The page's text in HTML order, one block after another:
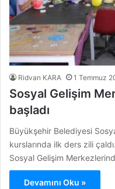
Ridvan KARA 1 Temmuz
Sosyal Gelişim
başladı
Büyükşehir Belediyesi
kurslarında ilk ders zili
Sosyal Gelişim
Devamını Oku »